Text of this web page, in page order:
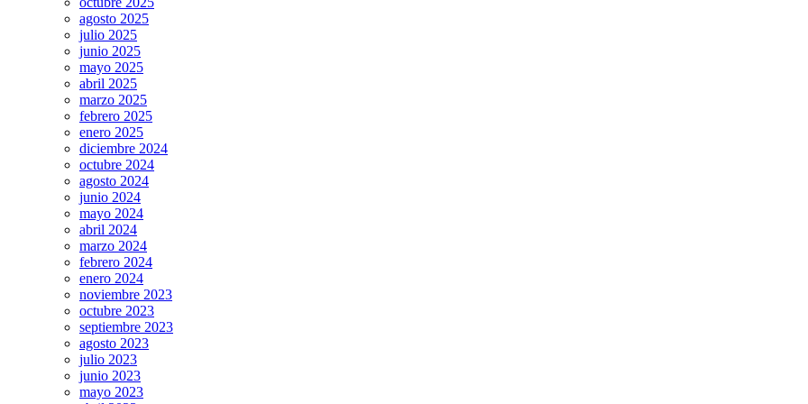
agosto 2025
julio 2025
junio 2025
mayo 2025
abril 2025
marzo 2025
febrero 2025
enero 2025
diciembre 2024
octubre 2024
agosto 2024
junio 2024
mayo 2024
abril 2024
marzo 2024
febrero 2024
enero 2024
noviembre 2023
octubre 2023
septiembre 2023
agosto 2023
julio 2023
junio 2023
mayo 2023